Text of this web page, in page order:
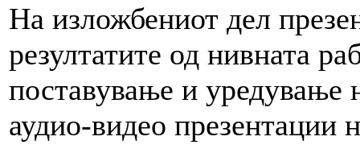
На изложбениот дел
резултатите од нивната
поставување и уредување
аудио-видео презентации